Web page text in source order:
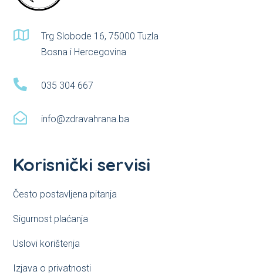

Trg Slobode 16, 75000 Tuzla
Bosna i Hercegovina
 035 304 667
 info@zdravahrana.ba
Korisnički servisi
Često postavljena pitanja
Sigurnost plaćanja
Uslovi korištenja
Izjava o privatnosti